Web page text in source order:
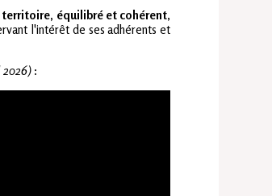
territoire, équilibré et cohérent,
l'intérêt de ses adhérents et
2026) :